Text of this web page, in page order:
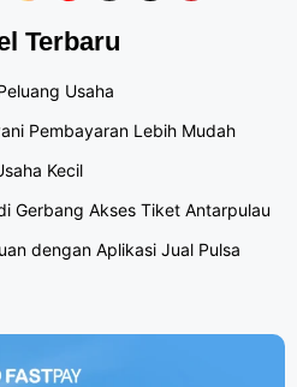
Terbaru
Usaha
Pembayaran Lebih Mudah
Kecil
Gerbang Akses Tiket Antarpulau
dengan Aplikasi Jual Pulsa